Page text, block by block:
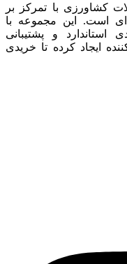
کشاورزی با تمرکز بر
است. این مجموعه با
استاندارد و پشتیبانی
ایجاد کرده تا خریدی